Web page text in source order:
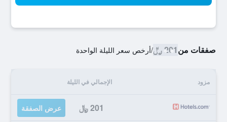
صفقات من201 ﷼ /أرخص سعر الليلة الواحدة
مزود الإجمالي في الليلة
201 ﷼ عرض الصفقة